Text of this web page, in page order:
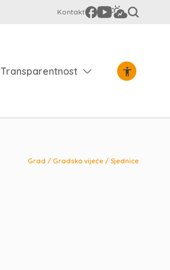
Kontakt
Transparentnost
Grad / Gradsko vijeće / Sjednice